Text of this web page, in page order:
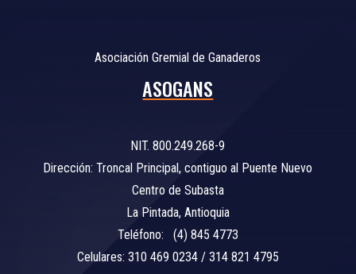
Asociación Gremial de Ganaderos
ASOGANS
NIT. 800.249.268-9
Dirección: Troncal Principal, contiguo al Puente Nuevo
Centro de Subasta
La Pintada, Antioquia
Teléfono: (4) 845 4773
Celulares: 310 469 0234 / 314 821 4795